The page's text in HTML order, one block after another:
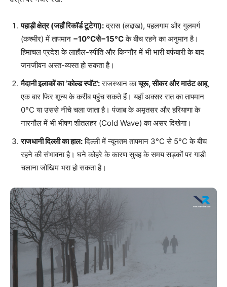
पहाड़ी क्षेत्र (जहाँ रिकॉर्ड टूटेगा):द्रास (लद्दाख), पहलगाम और गुलमर्ग
(कश्मीर) में तापमान −10°Cसे−15°Cके बीच रहने का अनुमान है।
हिमाचल प्रदेश के लाहौल-स्पीति और किन्नौर में भी भारी बर्फबारी के बाद
जनजीवन अस्त-व्यस्त हो सकता है।
मैदानी इलाकों का ‘कोल्ड स्पॉट’:राजस्थान काचूरू, सीकर और माउंट आबू
एक बार फिर शून्य के करीब पहुंच सकते हैं। यहाँ अक्सर रात का तापमान
0°C या उससे नीचे चला जाता है। पंजाब के अमृतसर और हरियाणा के
नारनौल में भी भीषण शीतलहर (Cold Wave) का असर दिखेगा।
राजधानी दिल्ली का हाल:दिल्ली में न्यूनतम तापमान 3°C से 5°C के बीच
रहने की संभावना है। घने कोहरे के कारण सुबह के समय सड़कों पर गाड़ी
चलाना जोखिम भरा हो सकता है।